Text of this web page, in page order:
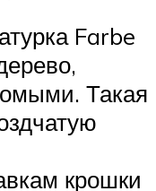
Farbe
Такая
крошки